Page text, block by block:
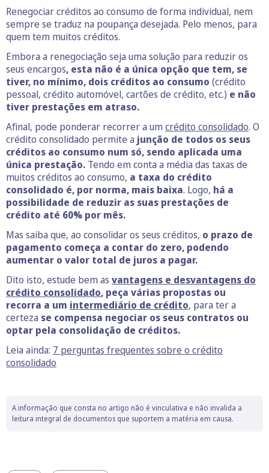
Renegociar créditos ao consumo de forma individual, nem
sempre se traduz na poupança desejada. Pelo menos, para
quem tem muitos créditos.
Embora a renegociação seja uma solução para reduzir os
seus encargos, esta não é a única opção que tem, se
tiver, no mínimo, dois créditos ao consumo (crédito
pessoal, crédito automóvel, cartões de crédito, etc.) e não
tiver prestações em atraso.
Afinal, pode ponderar recorrer a um crédito consolidado. O
crédito consolidado permite a junção de todos os seus
créditos ao consumo num só, sendo aplicada uma
única prestação. Tendo em conta a média das taxas de
muitos créditos ao consumo, a taxa do crédito
consolidado é, por norma, mais baixa. Logo, há a
possibilidade de reduzir as suas prestações de
crédito até 60% por mês.
Mas saiba que, ao consolidar os seus créditos, o prazo de
pagamento começa a contar do zero, podendo
aumentar o valor total de juros a pagar.
Dito isto, estude bem as vantagens e desvantagens do
crédito consolidado, peça várias propostas ou
recorra a um intermediário de crédito, para ter a
certeza se compensa negociar os seus contratos ou
optar pela consolidação de créditos.
Leia ainda: 7 perguntas frequentes sobre o crédito
consolidado
A informação que consta no artigo não é vinculativa e não invalida a
leitura integral de documentos que suportem a matéria em causa.